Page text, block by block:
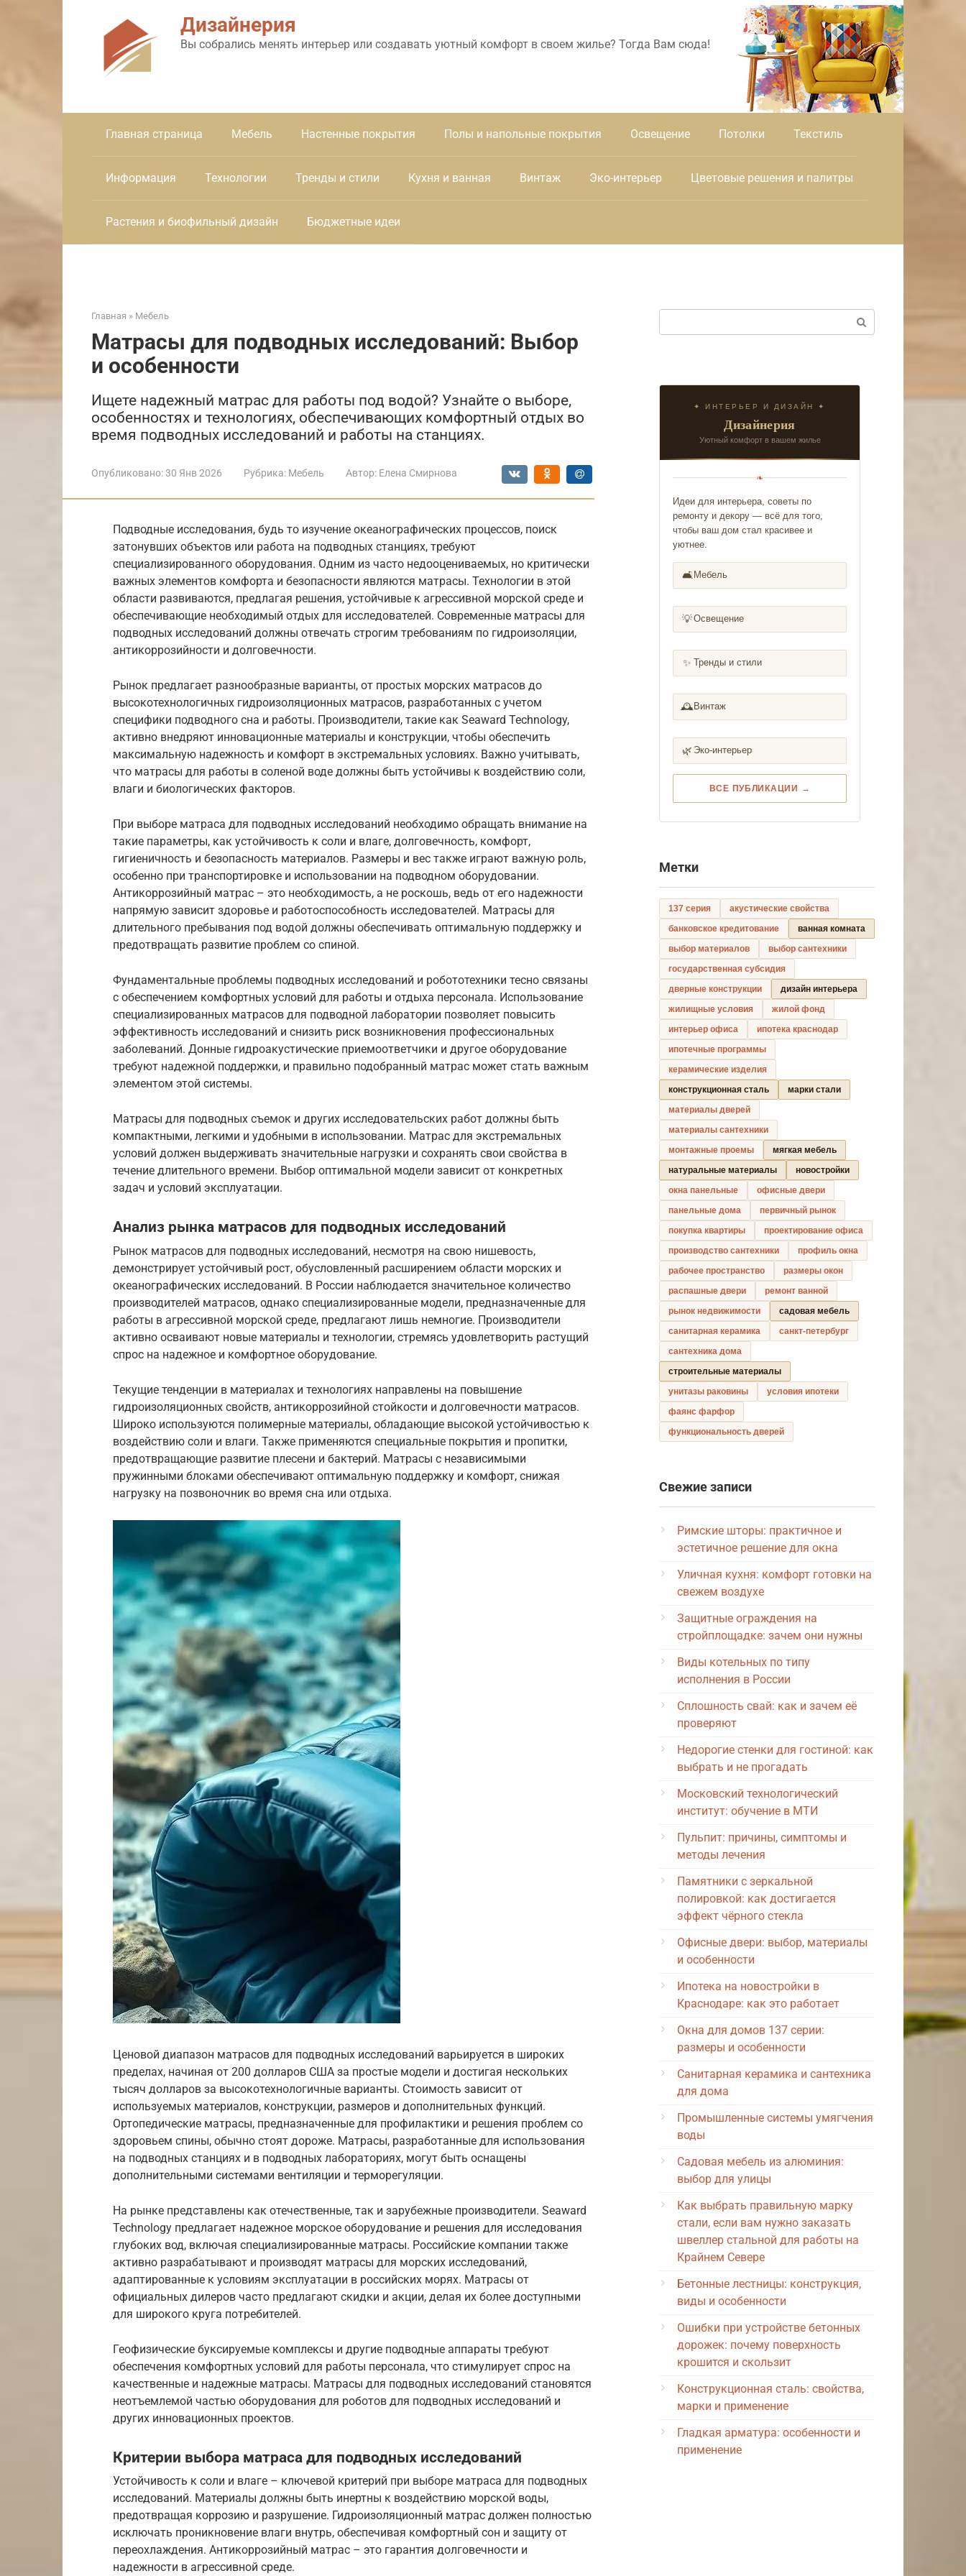
Дизайнерия
Вы собрались менять интерьер или создавать уютный комфорт в своем жилье? Тогда Вам сюда!
Главная страница Мебель Настенные покрытия Полы и напольные покрытия Освещение Потолки Текстиль
Информация Технологии Тренды и стили Кухня и ванная Винтаж Эко-интерьер Цветовые решения и палитры
Растения и биофильный дизайн Бюджетные идеи
Главная » Мебель
Матрасы для подводных исследований: Выбор
и особенности
Ищете надежный матрас для работы под водой? Узнайте о выборе,
особенностях и технологиях, обеспечивающих комфортный отдых во
время подводных исследований и работы на станциях.
Опубликовано:30 Янв 2026 Рубрика: Мебель Автор: Елена Смирнова
Подводные исследования, будь то изучение океанографических процессов, поиск
затонувших объектов или работа на подводных станциях, требуют
специализированного оборудования. Одним из часто недооцениваемых, но критически
важных элементов комфорта и безопасности являются матрасы. Технологии в этой
области развиваются, предлагая решения, устойчивые к агрессивной морской среде и
обеспечивающие необходимый отдых для исследователей. Современные матрасы для
подводных исследований должны отвечать строгим требованиям по гидроизоляции,
антикоррозийности и долговечности.
Рынок предлагает разнообразные варианты, от простых морских матрасов до
высокотехнологичных гидроизоляционных матрасов, разработанных с учетом
специфики подводного сна и работы. Производители, такие как Seaward Technology,
активно внедряют инновационные материалы и конструкции, чтобы обеспечить
максимальную надежность и комфорт в экстремальных условиях. Важно учитывать,
что матрасы для работы в соленой воде должны быть устойчивы к воздействию соли,
влаги и биологических факторов.
При выборе матраса для подводных исследований необходимо обращать внимание на
такие параметры, как устойчивость к соли и влаге, долговечность, комфорт,
гигиеничность и безопасность материалов. Размеры и вес также играют важную роль,
особенно при транспортировке и использовании на подводном оборудовании.
Антикоррозийный матрас – это необходимость, а не роскошь, ведь от его надежности
напрямую зависит здоровье и работоспособность исследователей. Матрасы для
длительного пребывания под водой должны обеспечивать оптимальную поддержку и
предотвращать развитие проблем со спиной.
Фундаментальные проблемы подводных исследований и робототехники тесно связаны
с обеспечением комфортных условий для работы и отдыха персонала. Использование
специализированных матрасов для подводной лаборатории позволяет повысить
эффективность исследований и снизить риск возникновения профессиональных
заболеваний. Донные гидроакустические приемоответчики и другое оборудование
требуют надежной поддержки, и правильно подобранный матрас может стать важным
элементом этой системы.
Матрасы для подводных съемок и других исследовательских работ должны быть
компактными, легкими и удобными в использовании. Матрас для экстремальных
условий должен выдерживать значительные нагрузки и сохранять свои свойства в
течение длительного времени. Выбор оптимальной модели зависит от конкретных
задач и условий эксплуатации.
Анализ рынка матрасов для подводных исследований
Рынок матрасов для подводных исследований, несмотря на свою нишевость,
демонстрирует устойчивый рост, обусловленный расширением области морских и
океанографических исследований. В России наблюдается значительное количество
производителей матрасов, однако специализированные модели, предназначенные для
работы в агрессивной морской среде, предлагают лишь немногие. Производители
активно осваивают новые материалы и технологии, стремясь удовлетворить растущий
спрос на надежное и комфортное оборудование.
Текущие тенденции в материалах и технологиях направлены на повышение
гидроизоляционных свойств, антикоррозийной стойкости и долговечности матрасов.
Широко используются полимерные материалы, обладающие высокой устойчивостью к
воздействию соли и влаги. Также применяются специальные покрытия и пропитки,
предотвращающие развитие плесени и бактерий. Матрасы с независимыми
пружинными блоками обеспечивают оптимальную поддержку и комфорт, снижая
нагрузку на позвоночник во время сна или отдыха.
Ценовой диапазон матрасов для подводных исследований варьируется в широких
пределах, начиная от 200 долларов США за простые модели и достигая нескольких
тысяч долларов за высокотехнологичные варианты. Стоимость зависит от
используемых материалов, конструкции, размеров и дополнительных функций.
Ортопедические матрасы, предназначенные для профилактики и решения проблем со
здоровьем спины, обычно стоят дороже. Матрасы, разработанные для использования
на подводных станциях и в подводных лабораториях, могут быть оснащены
дополнительными системами вентиляции и терморегуляции.
На рынке представлены как отечественные, так и зарубежные производители. Seaward
Technology предлагает надежное морское оборудование и решения для исследования
глубоких вод, включая специализированные матрасы. Российские компании также
активно разрабатывают и производят матрасы для морских исследований,
адаптированные к условиям эксплуатации в российских морях. Матрасы от
официальных дилеров часто предлагают скидки и акции, делая их более доступными
для широкого круга потребителей.
Геофизические буксируемые комплексы и другие подводные аппараты требуют
обеспечения комфортных условий для работы персонала, что стимулирует спрос на
качественные и надежные матрасы. Матрасы для подводных исследований становятся
неотъемлемой частью оборудования для роботов для подводных исследований и
других инновационных проектов.
Критерии выбора матраса для подводных исследований
Устойчивость к соли и влаге – ключевой критерий при выборе матраса для подводных
исследований. Материалы должны быть инертны к воздействию морской воды,
предотвращая коррозию и разрушение. Гидроизоляционный матрас должен полностью
исключать проникновение влаги внутрь, обеспечивая комфортный сон и защиту от
переохлаждения. Антикоррозийный матрас – это гарантия долговечности и
надежности в агрессивной среде.
✦ ИНТЕРЬЕР И ДИЗАЙН ✦
Дизайнерия
Уютный комфорт в вашем жилье
❧
Идеи для интерьера, советы по
ремонту и декору — всё для того,
чтобы ваш дом стал красивее и
уютнее.
🛋️ Мебель
💡Освещение
✨ Тренды и стили
🕰️ Винтаж
🌿 Эко-интерьер
ВСЕ ПУБЛИКАЦИИ →
Метки
137 серия
акустические свойства
банковское кредитование
ванная комната
выбор материалов
выбор сантехники
государственная субсидия
дверные конструкции
дизайн интерьера
жилищные условия
жилой фонд
интерьер офиса
ипотека краснодар
ипотечные программы
керамические изделия
конструкционная сталь
марки стали
материалы дверей
материалы сантехники
монтажные проемы
мягкая мебель
натуральные материалы
новостройки
окна панельные
офисные двери
панельные дома
первичный рынок
покупка квартиры
проектирование офиса
производство сантехники
профиль окна
рабочее пространство
размеры окон
распашные двери
ремонт ванной
рынок недвижимости
садовая мебель
санитарная керамика
санкт-петербург
сантехника дома
строительные материалы
унитазы раковины
условия ипотеки
фаянс фарфор
функциональность дверей
Свежие записи
Римские шторы: практичное и
эстетичное решение для окна
Уличная кухня: комфорт готовки на
свежем воздухе
Защитные ограждения на
стройплощадке: зачем они нужны
Виды котельных по типу
исполнения в России
Сплошность свай: как и зачем её
проверяют
Недорогие стенки для гостиной: как
выбрать и не прогадать
Московский технологический
институт: обучение в МТИ
Пульпит: причины, симптомы и
методы лечения
Памятники с зеркальной
полировкой: как достигается
эффект чёрного стекла
Офисные двери: выбор, материалы
и особенности
Ипотека на новостройки в
Краснодаре: как это работает
Окна для домов 137 серии:
размеры и особенности
Санитарная керамика и сантехника
для дома
Промышленные системы умягчения
воды
Садовая мебель из алюминия:
выбор для улицы
Как выбрать правильную марку
стали, если вам нужно заказать
швеллер стальной для работы на
Крайнем Севере
Бетонные лестницы: конструкция,
виды и особенности
Ошибки при устройстве бетонных
дорожек: почему поверхность
крошится и скользит
Конструкционная сталь: свойства,
марки и применение
Гладкая арматура: особенности и
применение